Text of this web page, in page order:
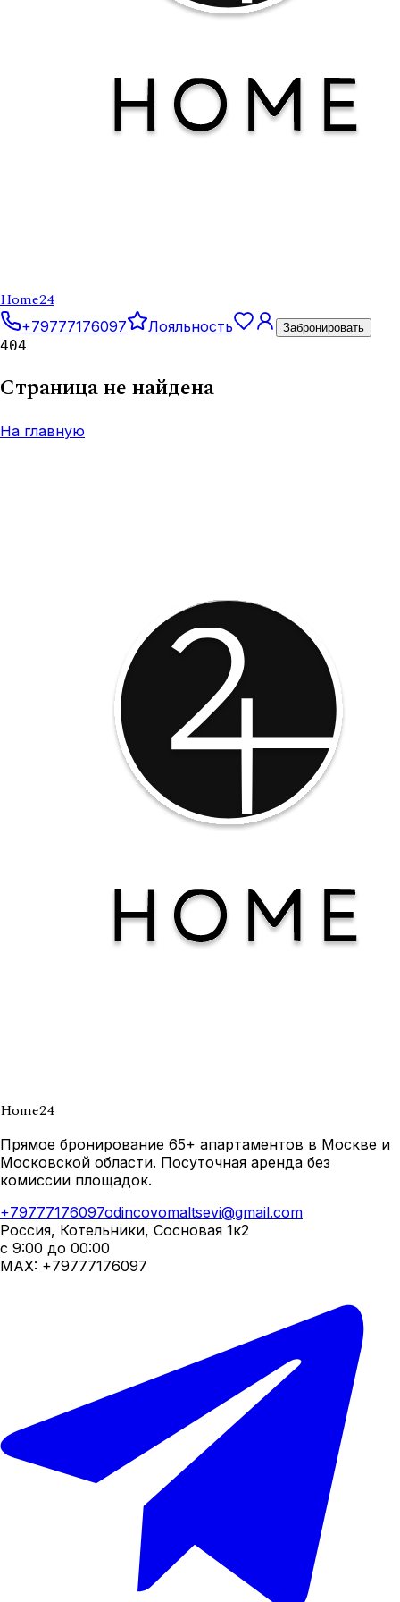
Home24
+79777176097 Лояльность Забронировать
404
Страница не найдена
На главную
Home24
Прямое бронирование 65+ апартаментов в Москве и
Московской области. Посуточная аренда без
комиссии площадок.
+79777176097odincovomaltsevi@gmail.com
Россия, Котельники, Сосновая 1к2
с 9:00 до 00:00
MAX: +79777176097